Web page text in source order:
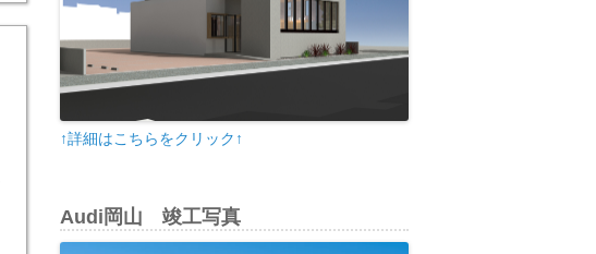
↑詳細はこちらをクリック↑
Audi岡山 竣工写真